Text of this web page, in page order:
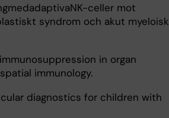
celler mot
syndrom och akut myeloisk
in organ
immunology.
diagnostics for children with